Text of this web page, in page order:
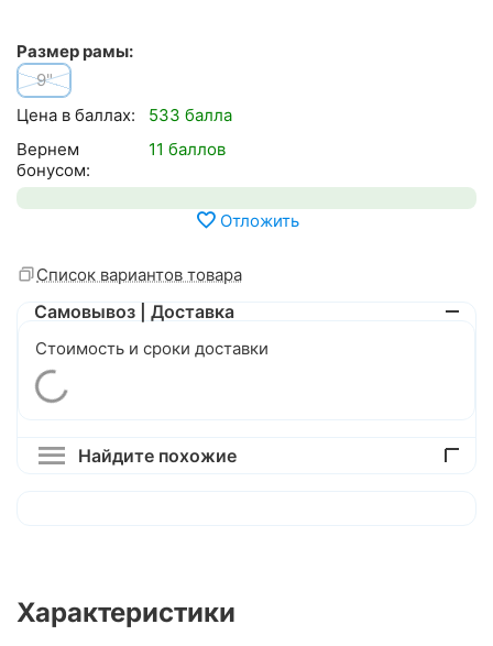
Размер рамы:
9"
Цена в баллах:
533 балла
Вернем
бонусом:
11 баллов
Отложить
Список вариантов товара
Самовывоз | Доставка
Стоимость и сроки доставки
Найдите похожие
Характеристики